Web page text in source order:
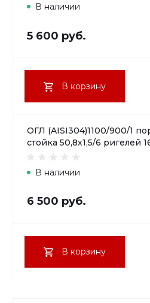
В наличии
5 600 руб.
В корзину
ОГЛ (AISI304)1100/900/1
стойка 50,8х1,5/6 ригелей
В наличии
6 500 руб.
В корзину